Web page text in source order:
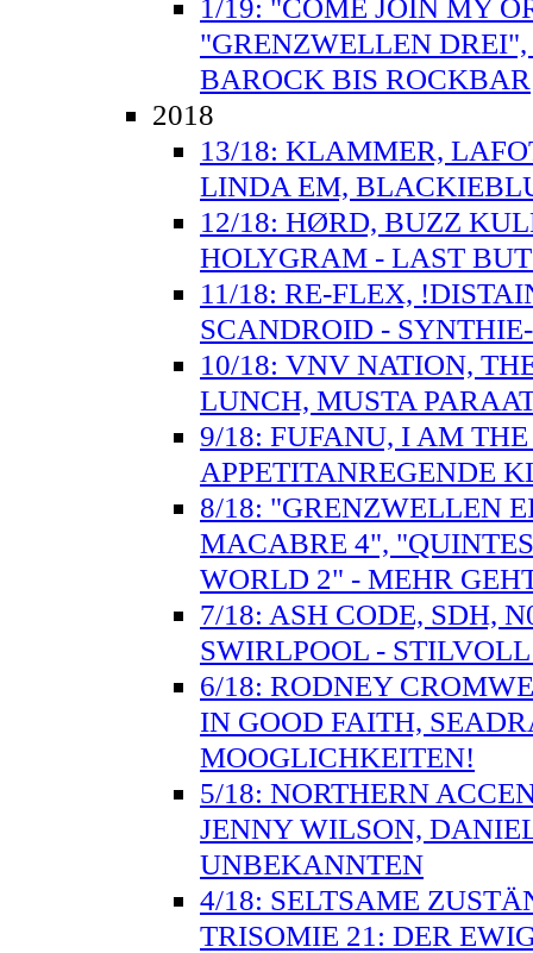
1/19: "COME JOIN MY
"GRENZWELLEN
BAROCK BIS ROCKBAR
2018
13/18: KLAMMER,
LINDA EM,
12/18: HØRD, BUZZ
HOLYGRAM - LAST
11/18: RE-FLEX,
SCANDROID -
10/18: VNV NATION,
LUNCH, MUSTA
9/18: FUFANU, I AM
APPETITANREGENDE
8/18: "GRENZWELLEN
MACABRE 4",
WORLD 2" - MEHR
7/18: ASH CODE, SDH,
SWIRLPOOL -
6/18: RODNEY
IN GOOD FAITH,
MOOGLICHKEITEN!
5/18: NORTHERN
JENNY WILSON,
UNBEKANNTEN
4/18: SELTSAME
TRISOMIE 21: DER